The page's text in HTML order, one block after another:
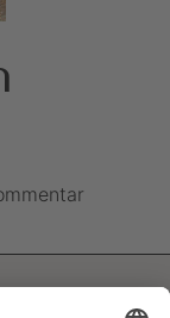
AGB